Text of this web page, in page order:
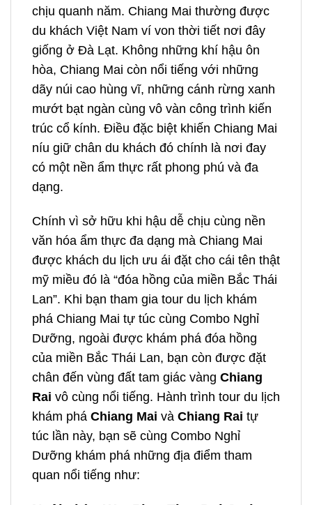
chịu quanh năm. Chiang Mai thường được
du khách Việt Nam ví von thời tiết nơi đây
giống ở Đà Lạt. Không những khí hậu ôn
hòa, Chiang Mai còn nổi tiếng với những
dãy núi cao hùng vĩ, những cánh rừng xanh
mướt bạt ngàn cùng vô vàn công trình kiến
trúc cổ kính. Điều đặc biệt khiến Chiang Mai
níu giữ chân du khách đó chính là nơi đay
có một nền ẩm thực rất phong phú và đa
dạng.
Chính vì sở hữu khi hậu dễ chịu cùng nền
văn hóa ẩm thực đa dạng mà Chiang Mai
được khách du lịch ưu ái đặt cho cái tên thật
mỹ miều đó là “đóa hồng của miền Bắc Thái
Lan”. Khi bạn tham gia tour du lịch khám
phá Chiang Mai tự túc cùng Combo Nghỉ
Dưỡng, ngoài được khám phá đóa hồng
của miền Bắc Thái Lan, bạn còn được đặt
chân đến vùng đất tam giác vàng Chiang
Rai vô cùng nổi tiếng. Hành trình tour du lịch
khám phá Chiang Mai và Chiang Rai tự
túc lần này, bạn sẽ cùng Combo Nghỉ
Dưỡng khám phá những địa điểm tham
quan nổi tiếng như: